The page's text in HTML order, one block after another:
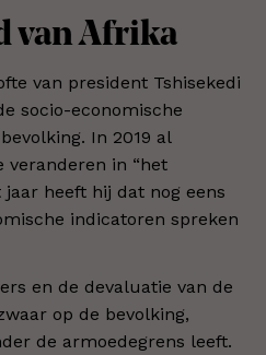
van Afrika
van president Tshisekedi
socio-economische
In 2019 al
veranderen in “het
jaar heeft hij dat nog eens
indicatoren spreken
en de devaluatie van de
op de bevolking,
de armoedegrens leeft.